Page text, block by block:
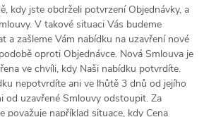
kdy jste obdrželi potvrzení Objednávky, a
V takové situaci Vás budeme
a zašleme Vám nabídku na uzavření nové
oproti Objednávce. Nová Smlouva je
ve chvíli, kdy Naši nabídku potvrdíte.
nepotvrdíte ani ve lhůtě 3 dnů od jejího
od uzavřené Smlouvy odstoupit. Za
považuje například situace, kdy Cena